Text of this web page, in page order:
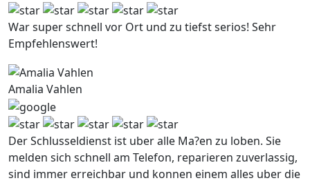
War super schnell vor Ort und zu tiefst serios! Sehr
Empfehlenswert!
Amalia Vahlen
Der Schlusseldienst ist uber alle Ma?en zu loben. Sie
melden sich schnell am Telefon, reparieren zuverlassig,
sind immer erreichbar und konnen einem alles uber die